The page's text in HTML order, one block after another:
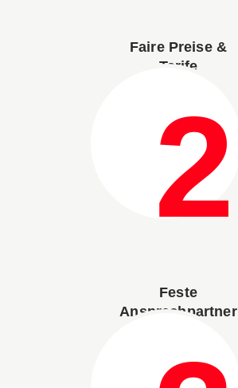
Faire Preise &
Tarife
Feste
Ansprechpartner